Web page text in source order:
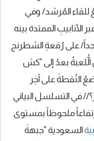
للقاء المُرشد/ وفي
الممتدة بينه
على رُقعةِ الشطرنج
الُّلعبةُ بعدُ إلى "كش
النُقطةَ على آخِر
في التسلسل البياني
ملحوظاً بمستوى
السعودية "جبهةَ